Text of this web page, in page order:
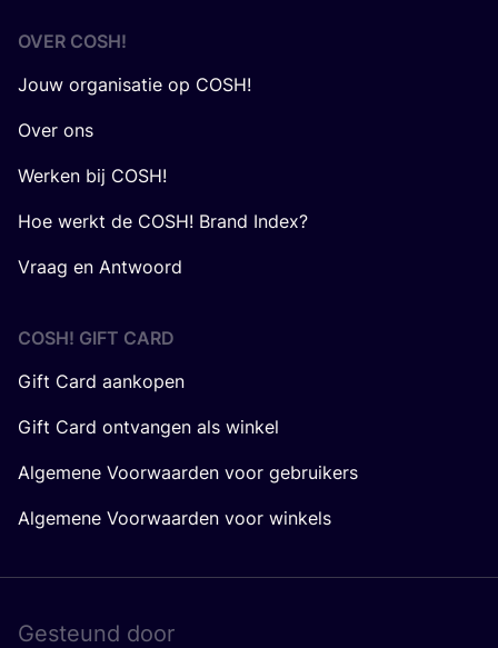
OVER COSH!
Jouw organisatie op COSH!
Over ons
Werken bij COSH!
Hoe werkt de COSH! Brand Index?
Vraag en Antwoord
COSH! GIFT CARD
Gift Card aankopen
Gift Card ontvangen als winkel
Algemene Voorwaarden voor gebruikers
Algemene Voorwaarden voor winkels
Gesteund door